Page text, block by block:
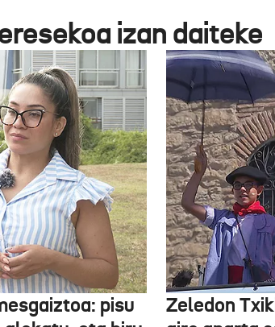
izan daiteke
pisu
Zeledon